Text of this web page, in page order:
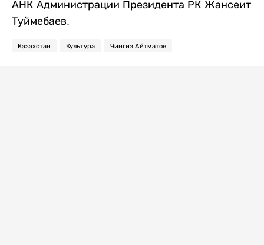
АНК Администрации Президента РК Жансеит
Туймебаев.
Казахстан Культура Чингиз Айтматов